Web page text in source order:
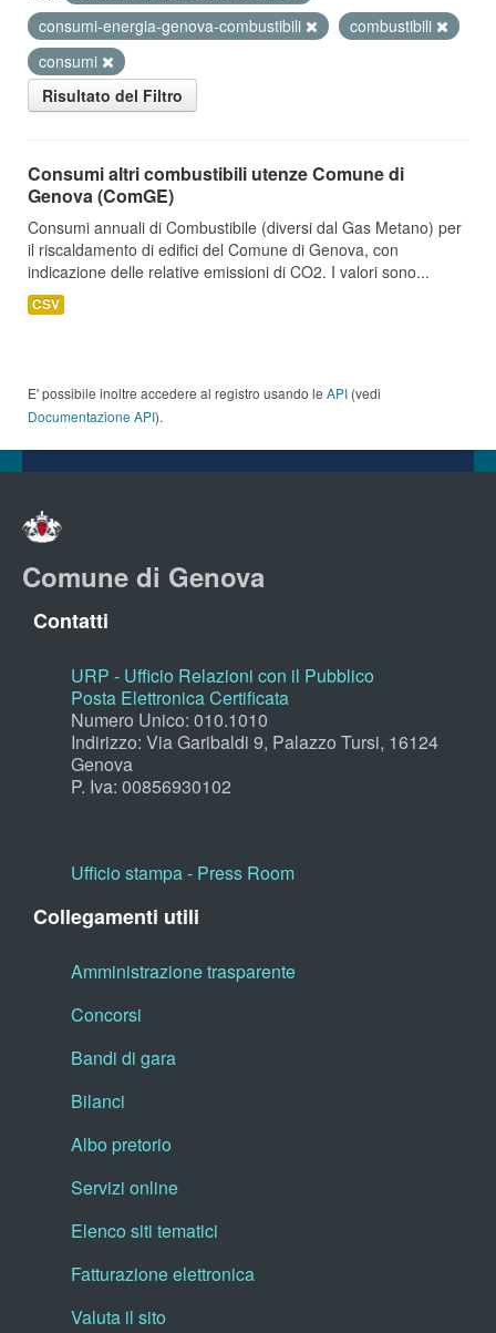
consumi-energia-genova-combustibili
combustibili
consumi
Risultato del Filtro
Consumi altri combustibili utenze Comune di
Genova (ComGE)
Consumi annuali di Combustibile (diversi dal Gas Metano) per
il riscaldamento di edifici del Comune di Genova, con
indicazione delle relative emissioni di CO2. I valori sono...
CSV
E' possibile inoltre accedere al registro usando le API (vedi
Documentazione API).
Comune di Genova
Contatti
URP - Ufficio Relazioni con il Pubblico
Posta Elettronica Certificata
Numero Unico: 010.1010
Indirizzo: Via Garibaldi 9, Palazzo Tursi, 16124
Genova
P. Iva: 00856930102
Ufficio stampa - Press Room
Collegamenti utili
Amministrazione trasparente
Concorsi
Bandi di gara
Bilanci
Albo pretorio
Servizi online
Elenco siti tematici
Fatturazione elettronica
Valuta il sito